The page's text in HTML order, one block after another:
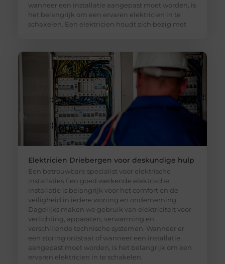
wanneer een installatie aangepast moet worden, is
het belangrijk om een ervaren elektricien in te
schakelen. Een elektricien houdt zich bezig met
Elektricien Driebergen voor deskundige hulp
Een betrouwbare specialist voor elektrische
installaties Een goed werkende elektrische
installatie is belangrijk voor het comfort en de
veiligheid in iedere woning en onderneming.
Dagelijks maken we gebruik van elektriciteit voor
verlichting, apparaten, verwarming en
verschillende technische systemen. Wanneer er
een storing ontstaat of wanneer een installatie
aangepast moet worden, is het belangrijk om een
ervaren elektricien in te schakelen.